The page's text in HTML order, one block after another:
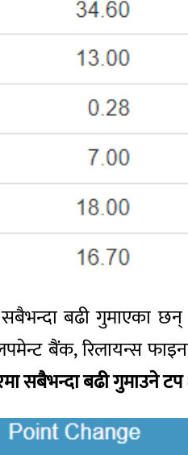
सबैभन्दा बढी गुमाएका
बैंक, रिलायन्स
सबैभन्दा बढी गुमाउने टप